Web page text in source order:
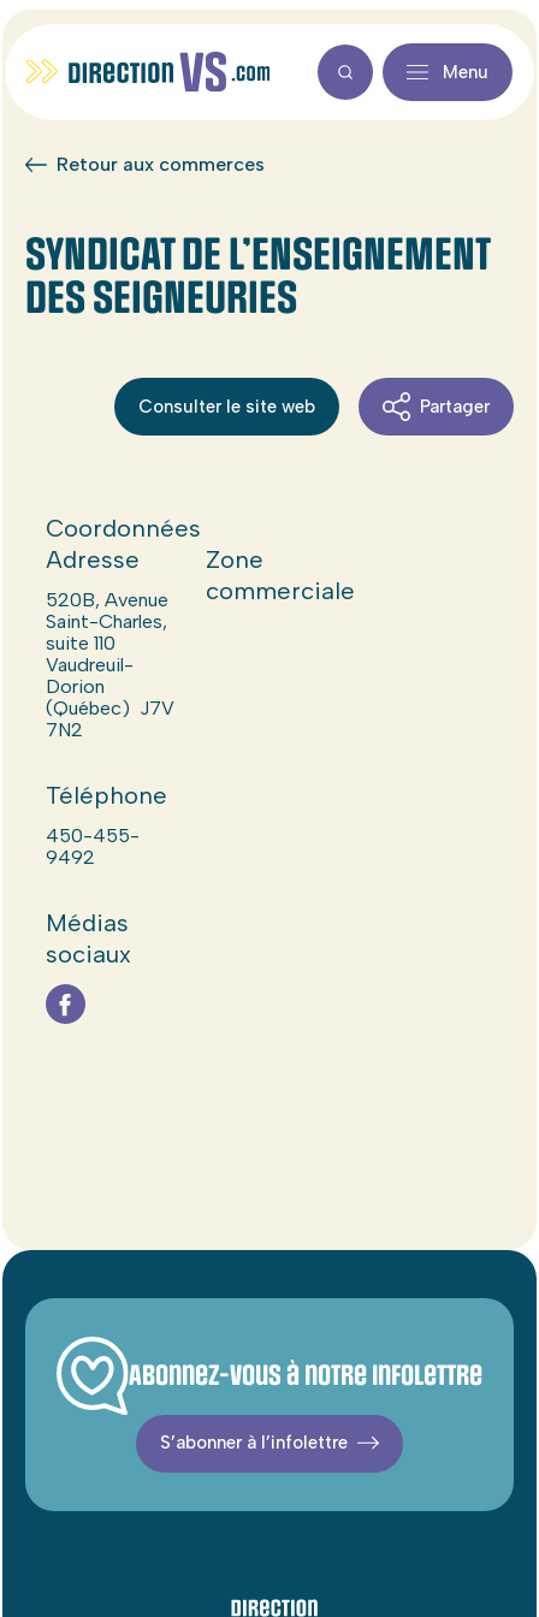
Menu
Retour aux commerces
SYNDICAT DE L’ENSEIGNEMENT
DES SEIGNEURIES
Consulter le site web Partager
Coordonnées
Adresse
520B, Avenue
Saint-Charles,
suite 110
Vaudreuil-
Dorion
(Québec) J7V
7N2
Téléphone
450-455-
9492
Médias
sociaux
Zone
commerciale
Abonnez-vous à notre infolettre
S’abonner à l’infolettre